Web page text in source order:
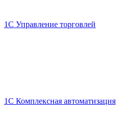
1C Управление торговлей
1C Комплексная автоматизация